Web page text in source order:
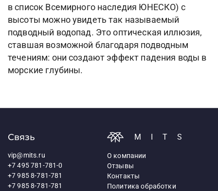
в список Всемирного наследия ЮНЕСКО) с
высоты можно увидеть так называемый
подводный водопад. Это оптическая иллюзия,
ставшая возможной благодаря подводным
течениям: они создают эффект падения воды в
морские глубины.
Связь
vip@mits.ru
+7 495 781-781-0
+7 985 8-781-781
+7 985 8-781-781
MITS
О компании
Отзывы
Контакты
Политика обработки